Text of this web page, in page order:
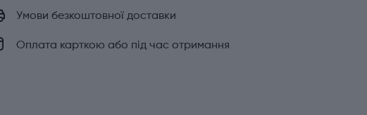
Умови безкоштовної доставки
Оплата карткою або під час отримання